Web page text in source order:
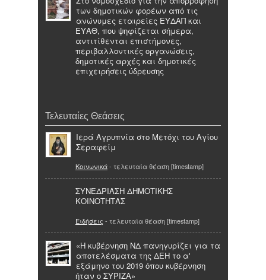
των δημοτικών φορέων από τις
ανώνυμες εταιρείες ΕΥΔΑΠ και
ΕΥΑΘ, που ψηφίζεται σήμερα,
αντιτίθενται επιστήμονες,
περιβαλλοντικές οργανώσεις,
δημοτικές αρχές και δημοτικές
επιχειρήσεις ύδρευσης
Τελευταίες Θεάσεις
Ιερά Αγρυπνία στο Μετόχι του Αγίου
Σεραφείμ
Κοινωνικά- τελευταία θέαση [timestamp]
ΣΥΝΕΔΡΙΑΣΗ ΔΗΜΟΤΙΚΗΣ
ΚΟΙΝΟΤΗΤΑΣ
Ειδήσεις - τελευταία θέαση [timestamp]
«Η κυβέρνηση ΝΔ πανηγυρίζει για τα
αποτελέσματα της ΔΕΗ το α'
εξάμηνο του 2019 όπου κυβέρνηση
ήταν ο ΣΥΡΙΖΑ»